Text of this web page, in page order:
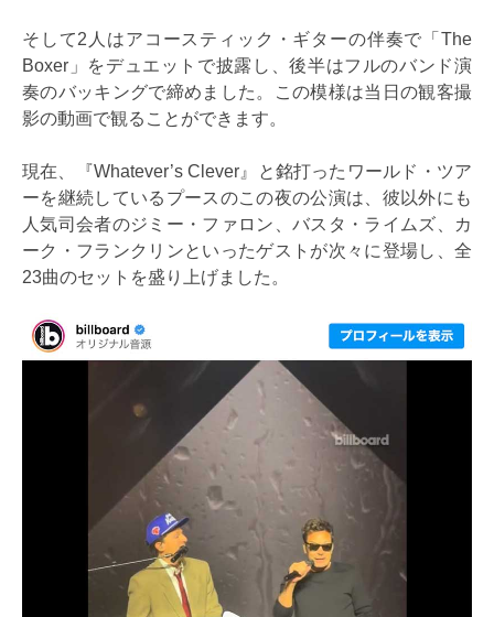
そして2人はアコースティック・ギターの伴奏で「The
Boxer」をデュエットで披露し、後半はフルのバンド演
奏のバッキングで締めました。この模様は当日の観客撮
影の動画で観ることができます。
現在、『Whatever’s Clever』と銘打ったワールド・ツア
ーを継続しているプースのこの夜の公演は、彼以外にも
人気司会者のジミー・ファロン、バスタ・ライムズ、カ
ーク・フランクリンといったゲストが次々に登場し、全
23曲のセットを盛り上げました。